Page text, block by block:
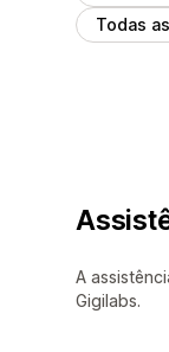
Todas
A
Gigilabs.